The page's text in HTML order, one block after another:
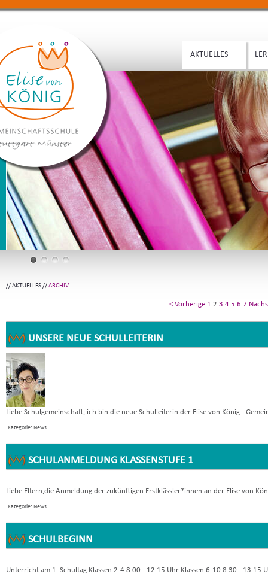
AKTUELLES
//AKTUELLES//ARCHIV
< Vorherige 1 2 3 4 5 6 7
UNSERE NEUE SCHULLEITERIN
Liebe Schulgemeinschaft, ich bin die neue Schulleiterin der Elise von König -
Kategorie: News
SCHULANMELDUNG KLASSENSTUFE 1
Liebe Eltern,die Anmeldung der zukünftigen Erstklässler*innen an der Elise von
Kategorie: News
SCHULBEGINN
Unterricht am 1. Schultag Klassen 2-4:8:00 - 12:15 Uhr Klassen 6-10:8:30 - 13:15